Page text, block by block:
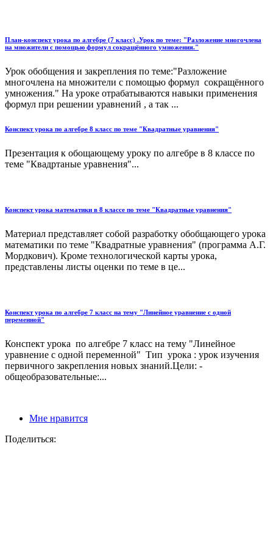
План-конспект урока по алгебре (7 класс) .Урок по теме: "Разложение многочлена
на множители с помощью формул сокращённого умножения."
Урок обобщения и закрепления по теме:"Разложение
многочлена на множители с помощью формул сокращённого
умножения." На уроке отрабатываются навыки применения
формул при решении уравнений , а так ...
Конспект урока по алгебре 8 класс по теме "Квадратные уравнения"
Презентация к обощающему уроку по алгебре в 8 классе по
теме "Квадртаные уравнения"...
Конспект урока математики в 8 классе по теме "Квадратные уравнения"
Материал представляет собой разработку обобщающего урока
математики по теме "Квадратные уравнения" (программа А.Г.
Мордкович). Кроме технологической карты урока,
представлены листы оценки по теме в це...
Конспект урока по алгебре 7 класс на тему "Линейное уравнение с одной
переменной"
Конспект урока по алгебре 7 класс на тему "Линейное
уравнение с одной переменной" Тип урока : урок изучения
первичного закрепления новых знаний.Цели: -
общеобразовательные:...
Мне нравится
Поделиться: